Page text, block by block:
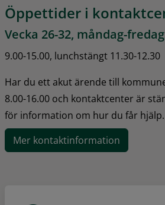
Öppettider i
Vecka 26-32, måndag-
9.00-15.00, lunchstängt 11.30-12.30
Har du ett akut ärende till
8.00-16.00 och kontaktcenter är
för information om hur du får hjälp.
Mer kontaktinformation